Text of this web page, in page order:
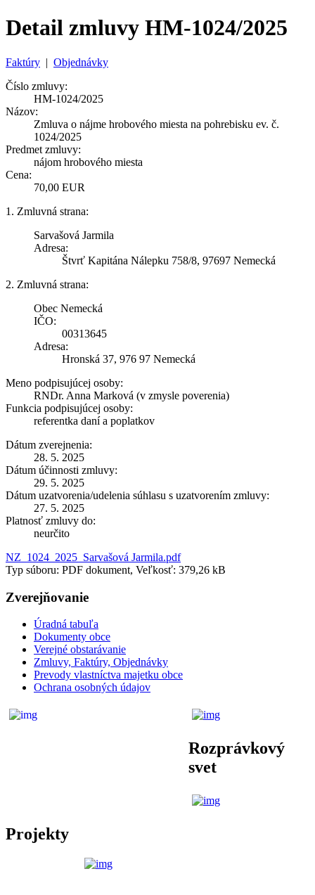
Detail zmluvy HM-1024/2025
Faktúry | Objednávky
Číslo zmluvy:
HM-1024/2025
Názov:
Zmluva o nájme hrobového miesta na pohrebisku ev. č.
1024/2025
Predmet zmluvy:
nájom hrobového miesta
Cena:
70,00 EUR
1. Zmluvná strana:
Sarvašová Jarmila
Adresa:
Štvrť Kapitána Nálepku 758/8, 97697 Nemecká
2. Zmluvná strana:
Obec Nemecká
IČO:
00313645
Adresa:
Hronská 37, 976 97 Nemecká
Meno podpisujúcej osoby:
RNDr. Anna Marková (v zmysle poverenia)
Funkcia podpisujúcej osoby:
referentka daní a poplatkov
Dátum zverejnenia:
28. 5. 2025
Dátum účinnosti zmluvy:
29. 5. 2025
Dátum uzatvorenia/udelenia súhlasu s uzatvorením zmluvy:
27. 5. 2025
Platnosť zmluvy do:
neurčito
NZ_1024_2025_Sarvašová Jarmila.pdf
Typ súboru: PDF dokument, Veľkosť: 379,26 kB
Zverejňovanie
Úradná tabuľa
Dokumenty obce
Verejné obstarávanie
Zmluvy, Faktúry, Objednávky
Prevody vlastníctva majetku obce
Ochrana osobných údajov
Rozprávkový
svet
Projekty